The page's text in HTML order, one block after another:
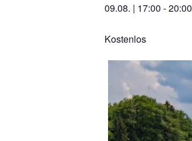
09.08. | 17:00 -20:00
Kostenlos